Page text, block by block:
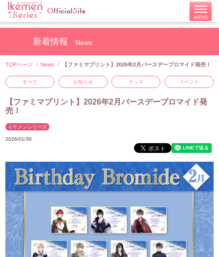
新着情報 News
TOPページ News 【ファミマプリント】2026年2月バースデーブロマイド発売！
すべて お知らせ グッズ イベント
【ファミマプリント】2026年2月バースデーブロマイド発
売！
イケメンシリーズ
2026/01/30